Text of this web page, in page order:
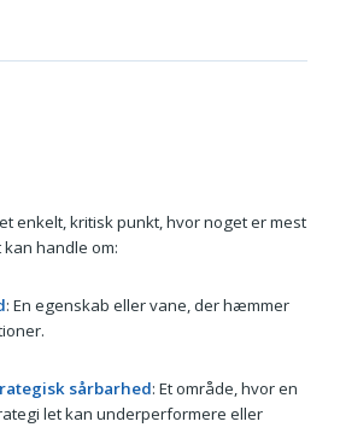
enkelt, kritisk punkt, hvor noget er mest
handle om:
: En egenskab eller vane, der hæmmer
sårbarhed: Et område, hvor en
let kan underperformere eller